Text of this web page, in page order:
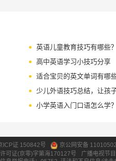
英语儿童教育技巧有哪些？
高中英语学习小技巧分享
适合宝贝的英文单词有哪些
少儿外语技巧总结，让孩
小学英语入门口语怎么学？
ICP证 150842号 京公网安备
可证(京零)字第海170127号
广播电视节